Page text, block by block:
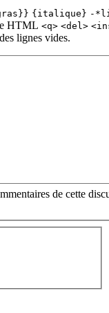
{italique} -
HTML <q> <del>
lignes vides.
de cette